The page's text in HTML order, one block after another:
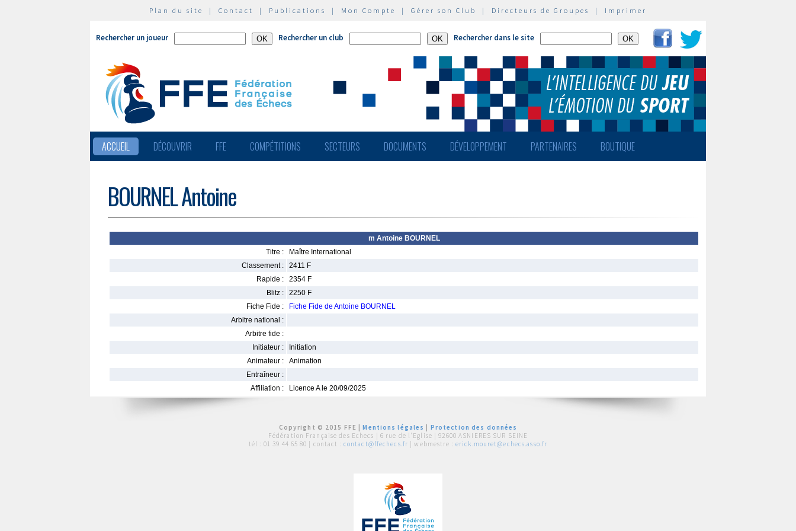
Plan du site | Contact | Publications | Mon Compte | Gérer son Club | Directeurs de Groupes | Imprimer
Rechercher un joueur Rechercher un club Rechercher dans le site
ACCUEIL DÉCOUVRIR FFE COMPÉTITIONS SECTEURS DOCUMENTS DÉVELOPPEMENT PARTENAIRES BOUTIQUE
BOURNEL Antoine
m Antoine BOURNEL
Titre :
Maître International
Classement :
2411 F
Rapide :
2354 F
Blitz :
2250 F
Fiche Fide :
Fiche Fide de Antoine BOURNEL
Arbitre national :
Arbitre fide :
Initiateur :
Initiation
Animateur :
Animation
Entraîneur :
Affiliation :
Licence A le 20/09/2025
Copyright © 2015 FFE |Mentions légales
Protection des données
Fédération Française des Echecs | 6 rue de l'Eglise | 92600 ASNIERES SUR SEINE
tél : 01 39 44 65 80 | contact : contact@ffechecs.fr | webmestre : erick.mouret@echecs.asso.fr